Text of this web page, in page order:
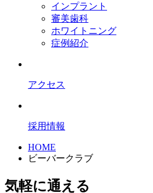
インプラント
審美歯科
ホワイトニング
症例紹介
アクセス
採用情報
HOME
ビーバークラブ
気軽に通える